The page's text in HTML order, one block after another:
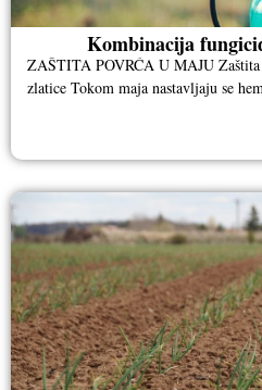
Kombinacija
ZAŠTITA POVRĆA U MAJU
zlatice Tokom maja nastavljaju se